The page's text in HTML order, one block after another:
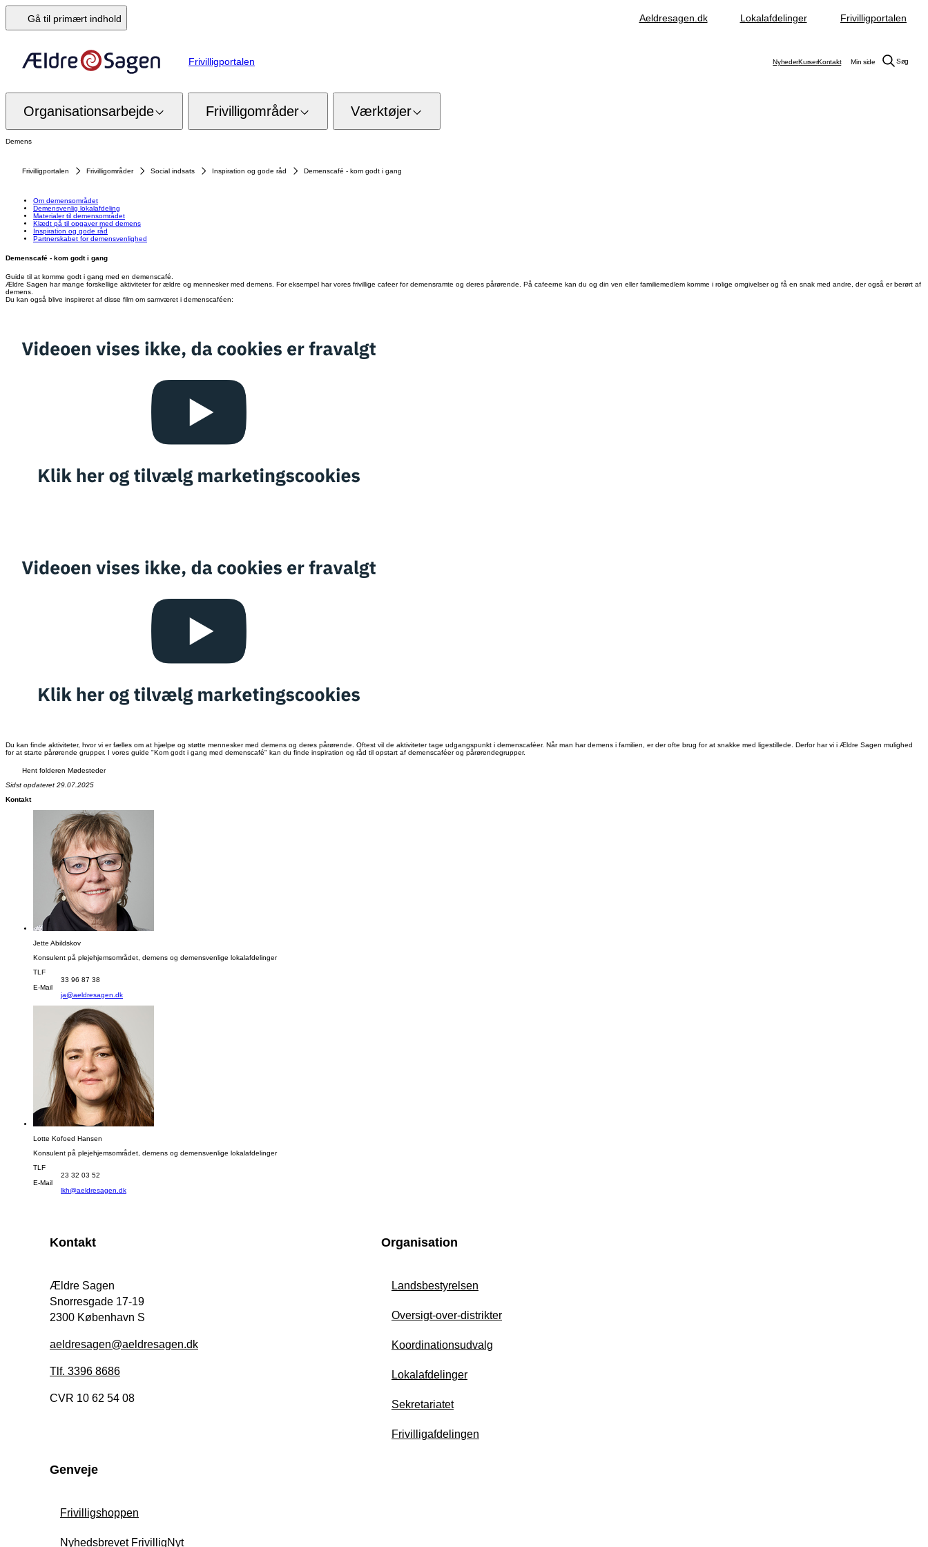
Gå til primært indhold Aeldresagen.dk Lokalafdelinger Frivilligportalen
Frivilligportalen NyhederKurserKontakt Min side Søg
Organisationsarbejde Frivilligområder Værktøjer
Demens
Frivilligportalen Frivilligområder Social indsats Inspiration og gode råd Demenscafé - kom godt i gang
Om demensområdet
Demensvenlig lokalafdeling
Materialer til demensområdet
Klædt på til opgaver med demens
Inspiration og gode råd
Partnerskabet for demensvenlighed
Demenscafé - kom godt i gang
Guide til at komme godt i gang med en demenscafé.
Ældre Sagen har mange forskellige aktiviteter for ældre og mennesker med demens. For eksempel har vores frivillige cafeer for demensramte og deres pårørende. På cafeerne kan du og din ven eller familiemedlem komme i rolige omgivelser og få en snak med andre, der også er berørt af
demens.
Du kan også blive inspireret af disse film om samværet i demenscaféen:
Du kan finde aktiviteter, hvor vi er fælles om at hjælpe og støtte mennesker med demens og deres pårørende. Oftest vil de aktiviteter tage udgangspunkt i demenscaféer. Når man har demens i familien, er der ofte brug for at snakke med ligestillede. Derfor har vi i Ældre Sagen mulighed
for at starte pårørende grupper. I vores guide "Kom godt i gang med demenscafé" kan du finde inspiration og råd til opstart af demenscaféer og pårørendegrupper.
Hent folderen Mødesteder
Sidst opdateret 29.07.2025
Kontakt
Jette Abildskov
Konsulent på plejehjemsområdet, demens og demensvenlige lokalafdelinger
TLF
33 96 87 38
E-Mail
ja@aeldresagen.dk
Lotte Kofoed Hansen
Konsulent på plejehjemsområdet, demens og demensvenlige lokalafdelinger
TLF
23 32 03 52
E-Mail
lkh@aeldresagen.dk
Kontakt
Ældre Sagen
Snorresgade 17-19
2300 København S
aeldresagen@aeldresagen.dk
Tlf. 3396 8686
CVR 10 62 54 08
Organisation
Landsbestyrelsen
Oversigt-over-distrikter
Koordinationsudvalg
Lokalafdelinger
Sekretariatet
Frivilligafdelingen
Genveje
Frivilligshoppen
Nyhedsbrevet FrivilligNyt